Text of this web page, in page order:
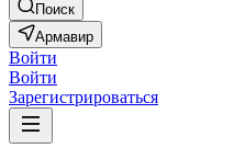
Поиск
Армавир
Войти
Войти
Зарегистрироваться